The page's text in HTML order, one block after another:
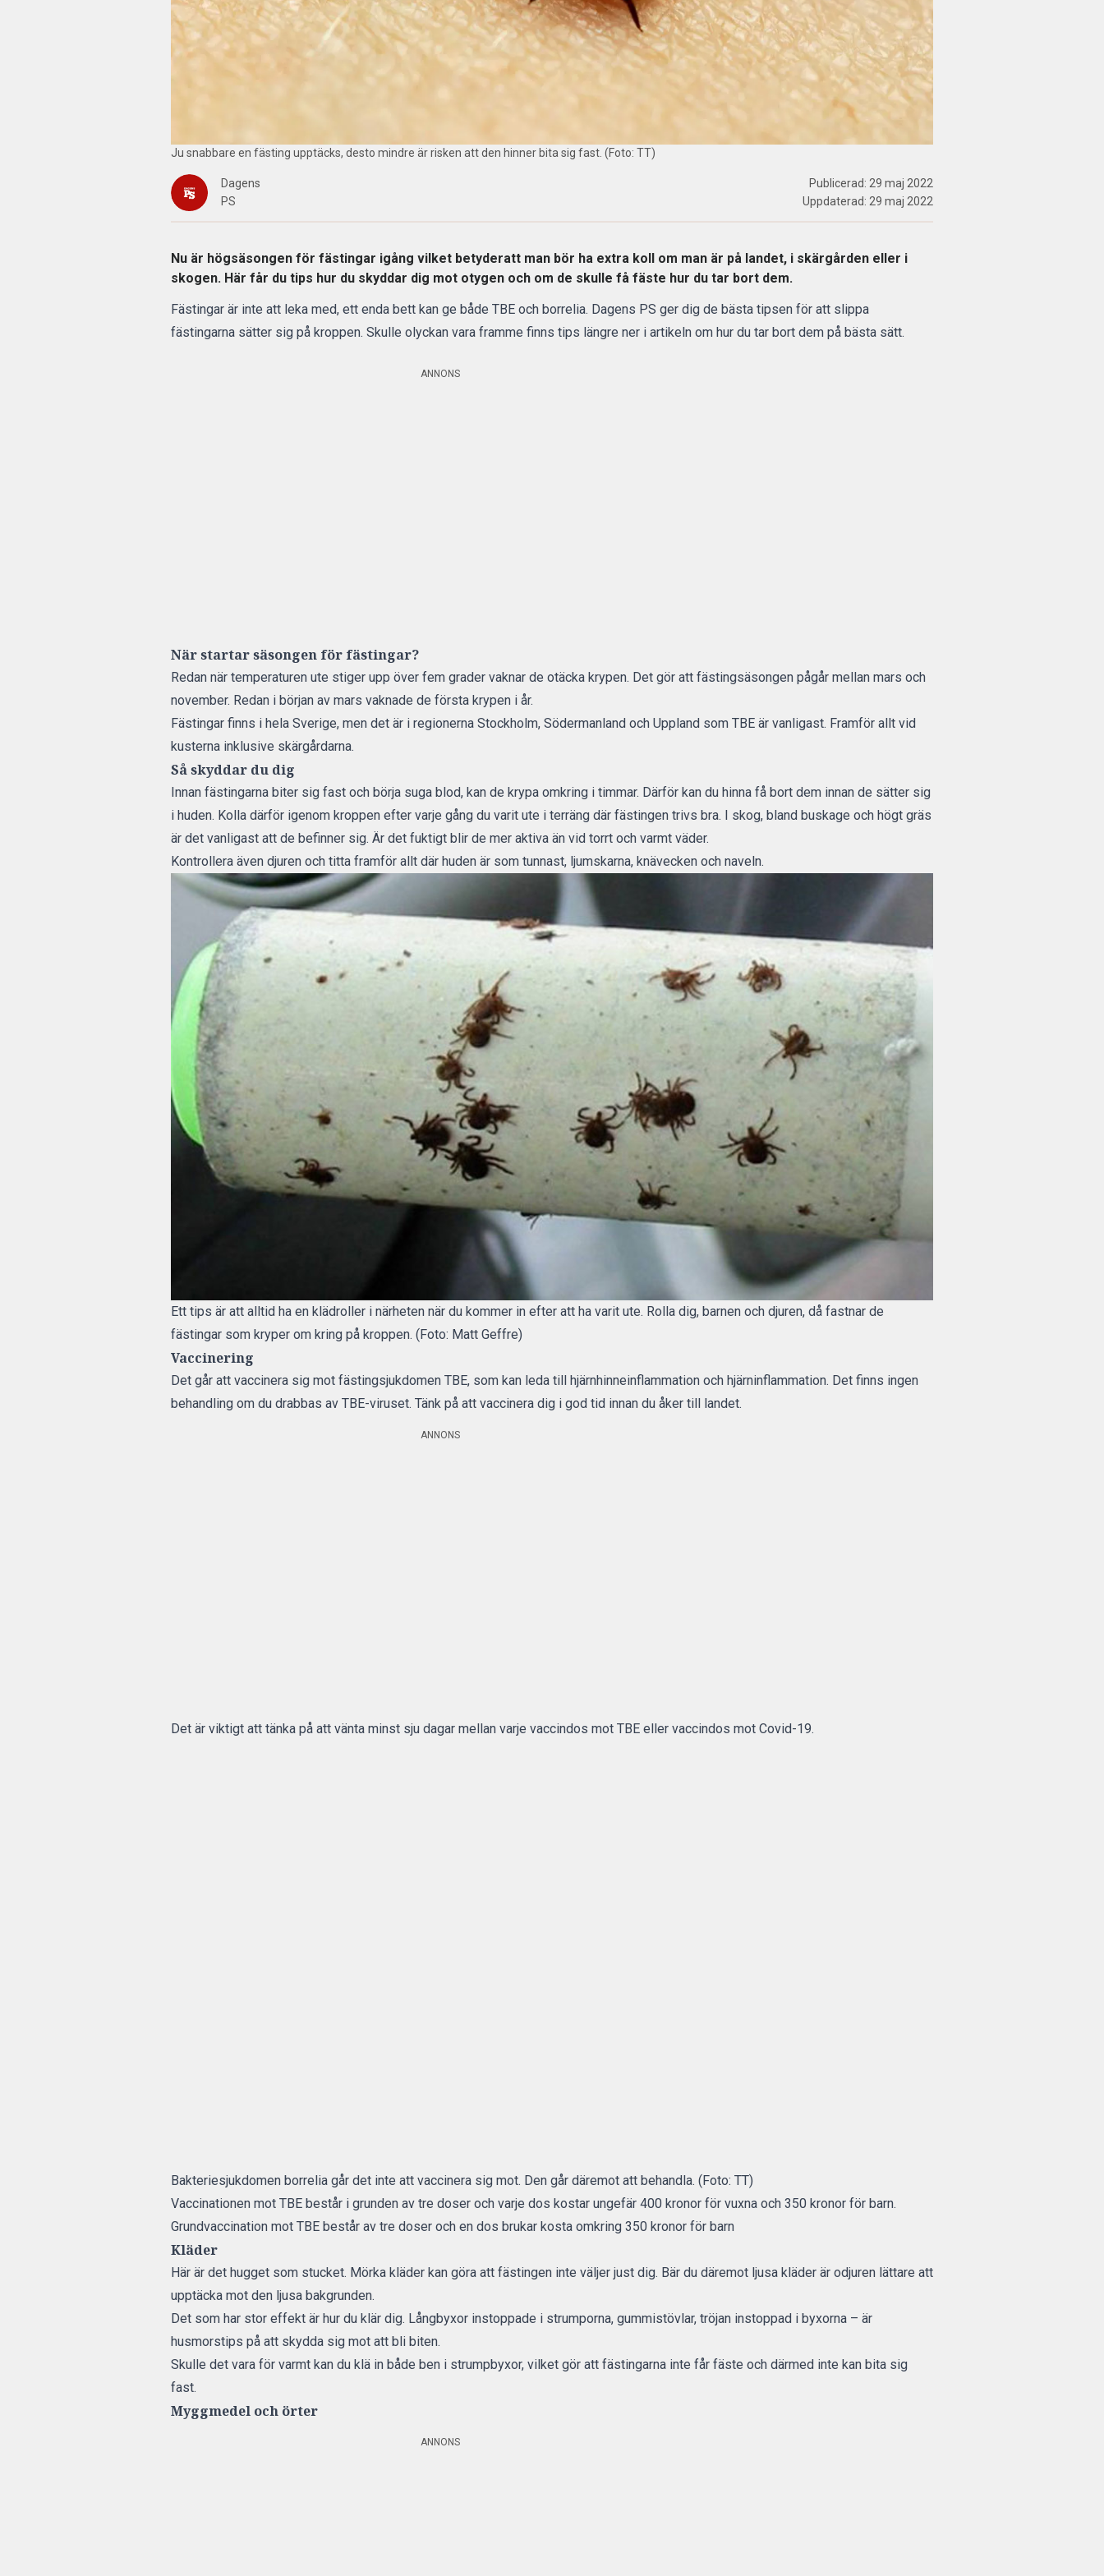
Ju snabbare en fästing upptäcks, desto mindre är risken att den hinner bita sig fast. (Foto: TT)
Dagens
PS
Publicerad: 29 maj 2022
Uppdaterad: 29 maj 2022
Nu är högsäsongen för fästingar igång vilket betyderatt man bör ha extra koll om man är på landet, i skärgården eller i
skogen. Här får du tips hur du skyddar dig mot otygen och om de skulle få fäste hur du tar bort dem.
Fästingar är inte att leka med, ett enda bett kan ge både TBE och borrelia. Dagens PS ger dig de bästa tipsen för att slippa
fästingarna sätter sig på kroppen. Skulle olyckan vara framme finns tips längre ner i artikeln om hur du tar bort dem på bästa sätt.
ANNONS
När startar säsongen för fästingar?
Redan när temperaturen ute stiger upp över fem grader vaknar de otäcka krypen. Det gör att fästingsäsongen pågår mellan mars och
november. Redan i början av mars vaknade de första krypen i år.
Fästingar finns i hela Sverige, men det är i regionerna Stockholm, Södermanland och Uppland som TBE är vanligast. Framför allt vid
kusterna inklusive skärgårdarna.
Så skyddar du dig
Innan fästingarna biter sig fast och börja suga blod, kan de krypa omkring i timmar. Därför kan du hinna få bort dem innan de sätter sig
i huden. Kolla därför igenom kroppen efter varje gång du varit ute i terräng där fästingen trivs bra. I skog, bland buskage och högt gräs
är det vanligast att de befinner sig. Är det fuktigt blir de mer aktiva än vid torrt och varmt väder.
Kontrollera även djuren och titta framför allt där huden är som tunnast, ljumskarna, knävecken och naveln.
Ett tips är att alltid ha en klädroller i närheten när du kommer in efter att ha varit ute. Rolla dig, barnen och djuren, då fastnar de
fästingar som kryper om kring på kroppen. (Foto: Matt Geffre)
Vaccinering
Det går att vaccinera sig mot fästingsjukdomen TBE, som kan leda till hjärnhinneinflammation och hjärninflammation. Det finns ingen
behandling om du drabbas av TBE-viruset. Tänk på att vaccinera dig i god tid innan du åker till landet.
ANNONS
Det är viktigt att tänka på att vänta minst sju dagar mellan varje vaccindos mot TBE eller vaccindos mot Covid-19.
Bakteriesjukdomen borrelia går det inte att vaccinera sig mot. Den går däremot att behandla. (Foto: TT)
Vaccinationen mot TBE består i grunden av tre doser och varje dos kostar ungefär 400 kronor för vuxna och 350 kronor för barn.
Grundvaccination mot TBE består av tre doser och en dos brukar kosta omkring 350 kronor för barn
Kläder
Här är det hugget som stucket. Mörka kläder kan göra att fästingen inte väljer just dig. Bär du däremot ljusa kläder är odjuren lättare att
upptäcka mot den ljusa bakgrunden.
Det som har stor effekt är hur du klär dig. Långbyxor instoppade i strumporna, gummistövlar, tröjan instoppad i byxorna – är
husmorstips på att skydda sig mot att bli biten.
Skulle det vara för varmt kan du klä in både ben i strumpbyxor, vilket gör att fästingarna inte får fäste och därmed inte kan bita sig
fast.
Myggmedel och örter
ANNONS